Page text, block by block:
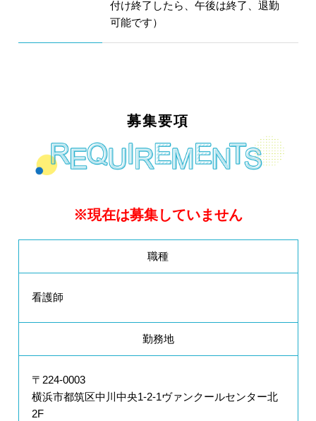
付け終了したら、午後は終了、退勤
可能です）
募集要項
※現在は募集していません
職種
看護師
勤務地
〒224-0003
横浜市都筑区中川中央1-2-1ヴァンクールセンター北
2F